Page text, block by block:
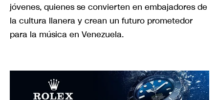
jóvenes, quienes se convierten en embajadores de
la cultura llanera y crean un futuro prometedor
para la música en Venezuela.